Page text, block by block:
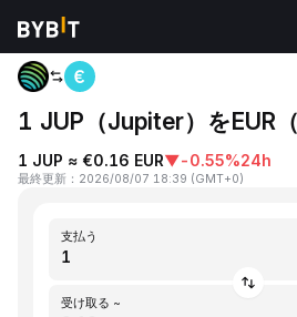
ホーム JUP to EUR
1 JUP（Jupiter）をEUR
1 JUP ≈ €0.16 EUR▼-0.55%24h
最終更新 ： 2026/08/07 18:39 (GMT+0)
支払う
受け取る ~